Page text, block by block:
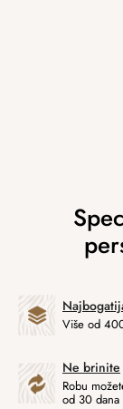
Više od
Ne brinite
Robu
od 30 dana